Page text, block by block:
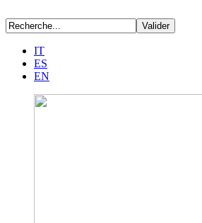
IT
ES
EN